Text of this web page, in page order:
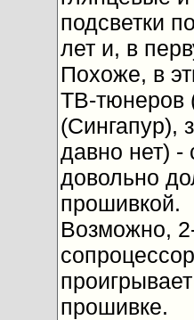
подсветки
лет и, в
Похоже, в
ТВ-тюнеров
(Сингапур),
давно нет) -
довольно
прошивкой.
Возможно,
прошивке.